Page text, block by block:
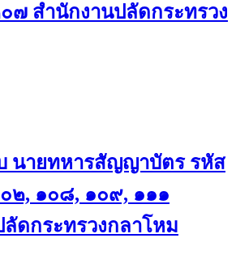
๗ สำนักงานปลัดกระทรวง
นายทหารสัญญาบัตร รหัส
๒, ๑๐๘, ๑๐๙, ๑๑๑
ดกระทรวงกลาโหม